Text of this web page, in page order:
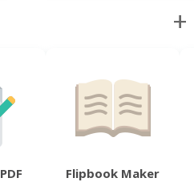
+
Flipbook Maker